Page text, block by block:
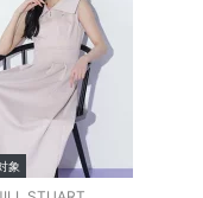
象